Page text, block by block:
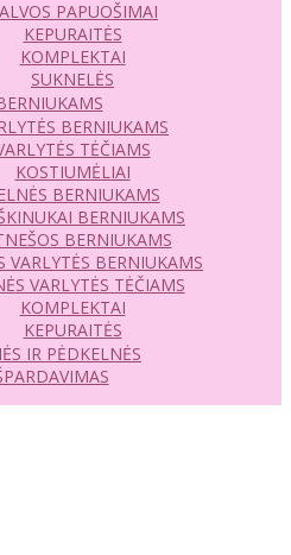
PAPUOŠIMAI
KEPURAITĖS
KOMPLEKTAI
SUKNELĖS
BERNIUKAMS
TĖČIAMS
KOSTIUMĖLIAI
BERNIUKAMS
BERNIUKAMS
BERNIUKAMS
VARLYTĖS BERNIUKAMS
VARLYTĖS TĖČIAMS
KOMPLEKTAI
KEPURAITĖS
IR PĖDKELNĖS